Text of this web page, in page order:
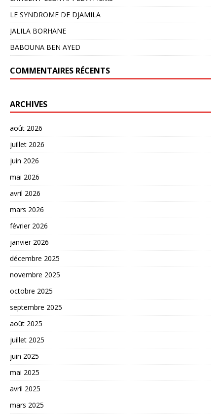
LE SYNDROME DE DJAMILA
JALILA BORHANE
BABOUNA BEN AYED
COMMENTAIRES RÉCENTS
ARCHIVES
août 2026
juillet 2026
juin 2026
mai 2026
avril 2026
mars 2026
février 2026
janvier 2026
décembre 2025
novembre 2025
octobre 2025
septembre 2025
août 2025
juillet 2025
juin 2025
mai 2025
avril 2025
mars 2025